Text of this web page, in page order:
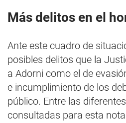
Más delitos en el
Ante este cuadro de
posibles delitos que la
a Adorni como el de
e incumplimiento de los
público. Entre las
consultadas para esta